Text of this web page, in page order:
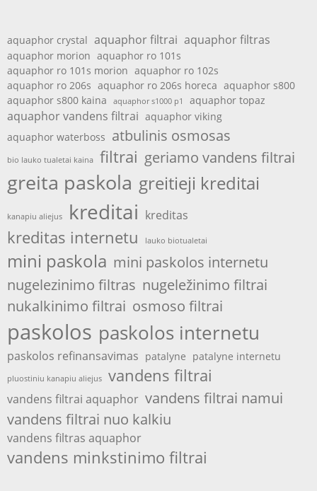
aquaphor crystal aquaphor filtrai aquaphor filtras
aquaphor morion aquaphor ro 101s
aquaphor ro 101s morion aquaphor ro 102s
aquaphor ro 206s aquaphor ro 206s horeca aquaphor s800
aquaphor s800 kaina
aquaphor s1000 p1 aquaphor topaz
aquaphor vandens filtrai aquaphor viking
aquaphor waterboss atbulinis osmosas
bio lauko tualetai kaina filtrai geriamo vandens filtrai
greita paskola greitieji kreditai
kanapiu aliejus kreditai kreditas
kreditas internetu lauko biotualetai
mini paskola mini paskolos internetu
nugelezinimo filtras nugeležinimo filtrai
nukalkinimo filtrai osmoso filtrai
paskolos paskolos internetu
paskolos refinansavimas patalyne patalyne internetu
pluostiniu kanapiu aliejus vandens filtrai
vandens filtrai aquaphor vandens filtrai namui
vandens filtrai nuo kalkiu
vandens filtras aquaphor
vandens minkstinimo filtrai